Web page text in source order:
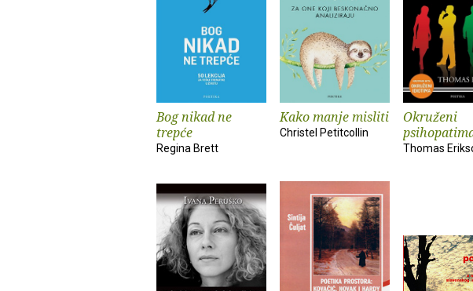
Bog nikad ne
trepće
Regina Brett
Kako manje misliti
Christel Petitcollin
Okruženi
Thomas